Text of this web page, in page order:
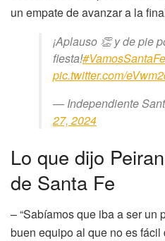
un empate de avanzar a la
¡Aplauso 👏 y de pie
fiesta!#VamosSantaFe
pic.twitter.com/
— Independiente
27, 2024
Lo que dijo
de Santa Fe
– “Sabíamos que iba a ser un
buen equipo al que no es